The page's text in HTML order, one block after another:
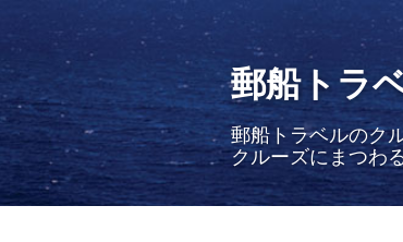
郵船トラ
郵船トラベルのク
クルーズにまつわ